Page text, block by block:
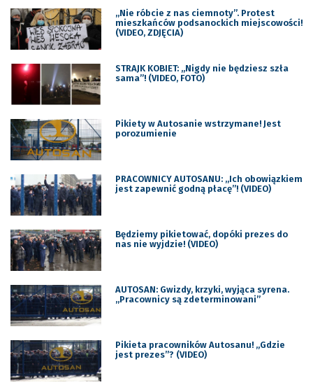
„Nie róbcie z nas ciemnoty”. Protest
mieszkańców podsanockich miejscowości!
(VIDEO, ZDJĘCIA)
STRAJK KOBIET: „Nigdy nie będziesz szła
sama”! (VIDEO, FOTO)
Pikiety w Autosanie wstrzymane! Jest
porozumienie
PRACOWNICY AUTOSANU: „Ich obowiązkiem
jest zapewnić godną płacę”! (VIDEO)
Będziemy pikietować, dopóki prezes do
nas nie wyjdzie! (VIDEO)
AUTOSAN: Gwizdy, krzyki, wyjąca syrena.
„Pracownicy są zdeterminowani”
Pikieta pracowników Autosanu! „Gdzie
jest prezes”? (VIDEO)